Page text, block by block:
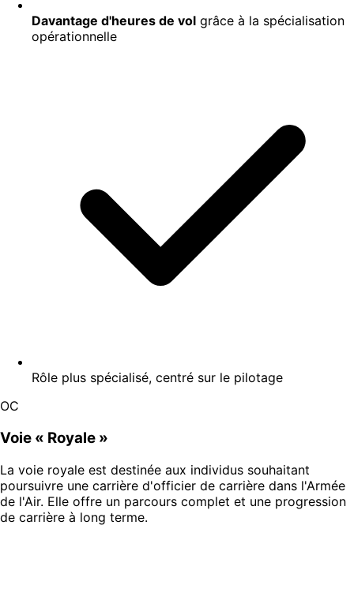
Davantage d'heures de vol grâce à la spécialisation
opérationnelle
Rôle plus spécialisé, centré sur le pilotage
OC
Voie « Royale »
La voie royale est destinée aux individus souhaitant
poursuivre une carrière d'officier de carrière dans l'Armée
de l'Air. Elle offre un parcours complet et une progression
de carrière à long terme.